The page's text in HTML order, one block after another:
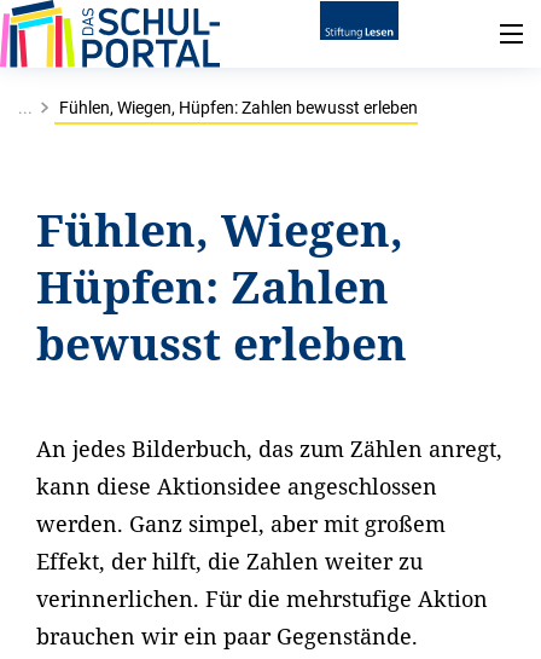
... Fühlen, Wiegen, Hüpfen: Zahlen bewusst erleben
Fühlen, Wiegen,
Hüpfen: Zahlen
bewusst erleben
An jedes Bilderbuch, das zum Zählen anregt,
kann diese Aktionsidee angeschlossen
werden. Ganz simpel, aber mit großem
Effekt, der hilft, die Zahlen weiter zu
verinnerlichen. Für die mehrstufige Aktion
brauchen wir ein paar Gegenstände.